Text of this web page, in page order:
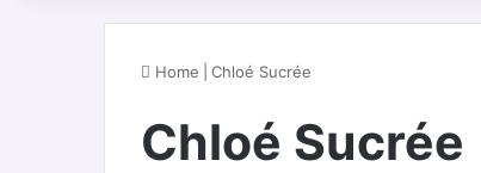
Home Chloé Sucrée
Chloé Sucrée